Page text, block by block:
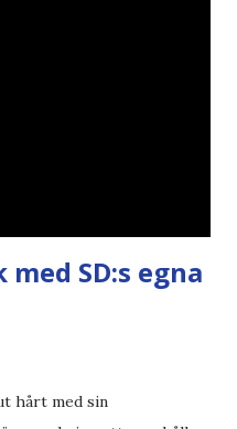
SD:s egna
hårt med sin